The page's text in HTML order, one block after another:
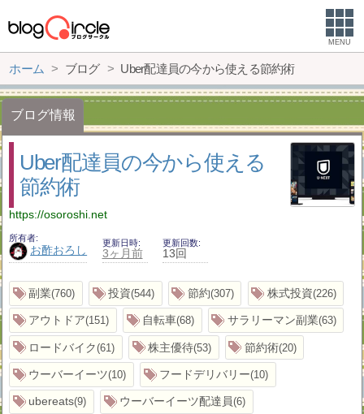
MENU
ホーム ブログ Uber配達員の今から使える節約術
ブログ情報
Uber配達員の今から使える
節約術
https://osoroshi.net
所有者
お酢おろし
更新日時
3ヶ月前
更新回数
13回
副業 760 投資 544 節約 307 株式投資 226
アウトドア 151 自転車 68 サラリーマン副業 63
ロードバイク 61 株主優待 53 節約術 20
ウーバーイーツ 10 フードデリバリー 10
ubereats 9 ウーバーイーツ配達員 6